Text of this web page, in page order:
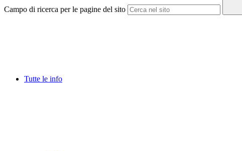
Campo di ricerca per le pagine del sito
Tutte le info